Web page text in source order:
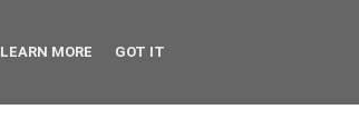
LEARN MORE GOT IT